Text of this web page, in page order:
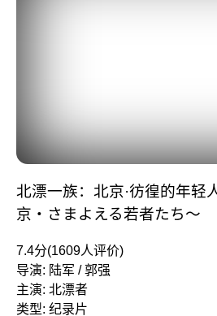
北漂一族：北京·彷徨的年轻
京・さまよえる若者たち～
7.4分(1609人评价)
导演: 陆军 / 郭强
主演: 北漂者
类型: 纪录片